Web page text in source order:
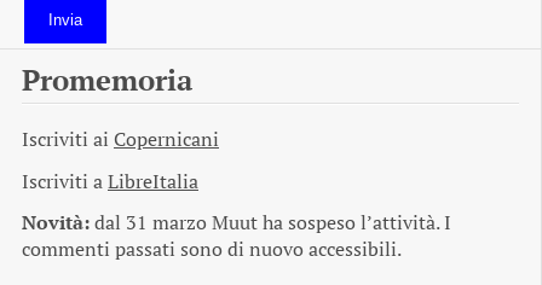
Invia
Promemoria
Iscriviti ai Copernicani
Iscriviti aLibreItalia
Novità:dal 31 marzo Muut ha sospeso l’attività. I
commenti passati sono di nuovo accessibili.